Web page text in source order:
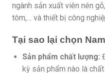
ngành sản xuất viên nén
tôm,… và thiết bị công
Tại sao lại chọn
Sản phẩm chất lượng:
kỳ sản phẩm nào là